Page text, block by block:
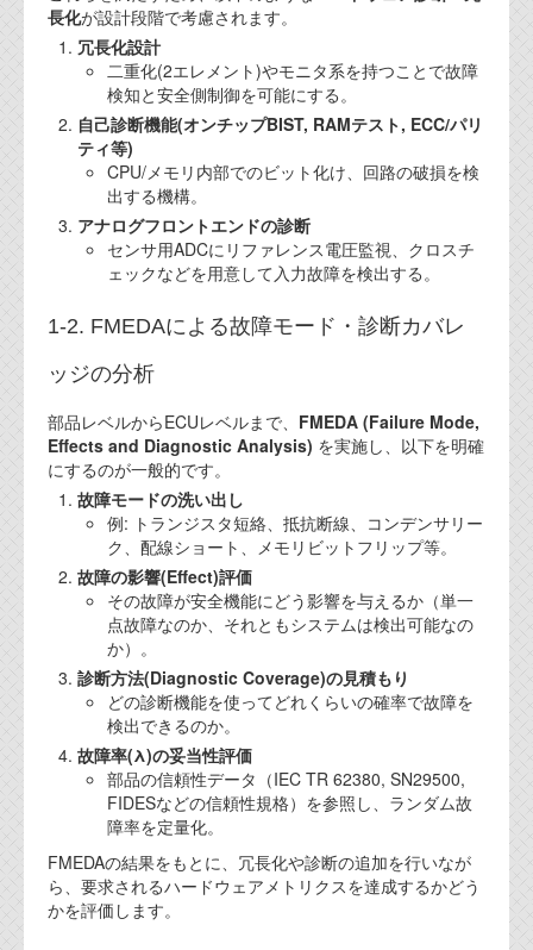
長化が設計段階で考慮されます。
冗長化設計
二重化(2エレメント)やモニタ系を持つことで故障
検知と安全側制御を可能にする。
自己診断機能(オンチップBIST, RAMテスト, ECC/パリ
ティ等)
CPU/メモリ内部でのビット化け、回路の破損を検
出する機構。
アナログフロントエンドの診断
センサ用ADCにリファレンス電圧監視、クロスチ
ェックなどを用意して入力故障を検出する。
1-2. FMEDAによる故障モード・診断カバレ
ッジの分析
部品レベルからECUレベルまで、 FMEDA (Failure Mode,
Effects and Diagnostic Analysis) を実施し、以下を明確
にするのが一般的です。
故障モードの洗い出し
例: トランジスタ短絡、抵抗断線、コンデンサリー
ク、配線ショート、メモリビットフリップ等。
故障の影響(Effect)評価
その故障が安全機能にどう影響を与えるか（単一
点故障なのか、それともシステムは検出可能なの
か）。
診断方法(Diagnostic Coverage)の見積もり
どの診断機能を使ってどれくらいの確率で故障を
検出できるのか。
故障率(λ)の妥当性評価
部品の信頼性データ（IEC TR 62380, SN29500,
FIDESなどの信頼性規格）を参照し、ランダム故
障率を定量化。
FMEDAの結果をもとに、冗長化や診断の追加を行いなが
ら、要求されるハードウェアメトリクスを達成するかどう
かを評価します。